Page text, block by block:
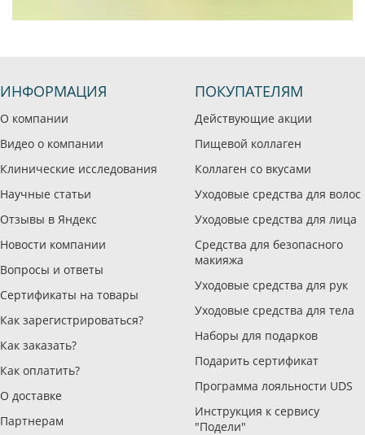
ИНФОРМАЦИЯ
О компании
Видео о компании
Клинические исследования
Научные статьи
Отзывы в Яндекс
Новости компании
Вопросы и ответы
Сертификаты на товары
Как зарегистрироваться?
Как заказать?
Как оплатить?
О доставке
Партнерам
ПОКУПАТЕЛЯМ
Действующие акции
Пищевой коллаген
Коллаген со вкусами
Уходовые средства для волос
Уходовые средства для лица
Средства для безопасного
макияжа
Уходовые средства для рук
Уходовые средства для тела
Наборы для подарков
Подарить сертификат
Программа лояльности UDS
Инструкция к сервису
"Подели"